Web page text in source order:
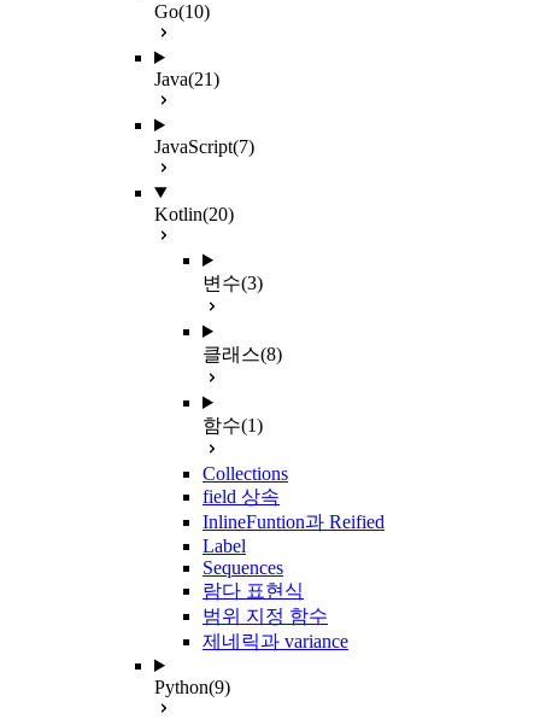
Go(10)
Java(21)
JavaScript(7)
Kotlin(20)
변수(3)
클래스(8)
함수(1)
Collections
field 상속
InlineFuntion과 Reified
Label
Sequences
람다 표현식
범위 지정 함수
제네릭과 variance
Python(9)